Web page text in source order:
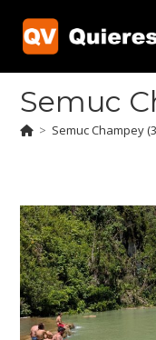
contenido
Semuc
> Semuc Champey